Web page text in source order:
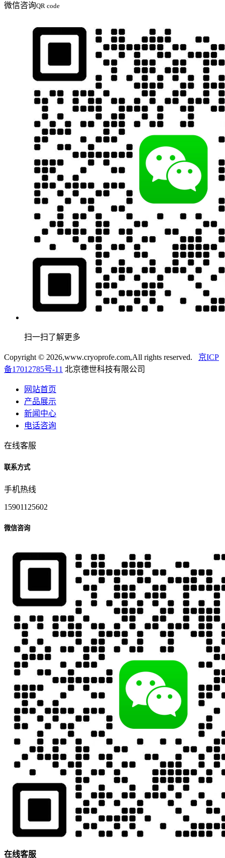
微信咨询QR code
扫一扫了解更多
Copyright © 2026,www.cryoprofe.com,All rights reserved. 京ICP
备17012785号-11 北京德世科技有限公司
网站首页
产品展示
新闻中心
电话咨询
在线客服
联系方式
手机热线
15901125602
微信咨询
在线客服